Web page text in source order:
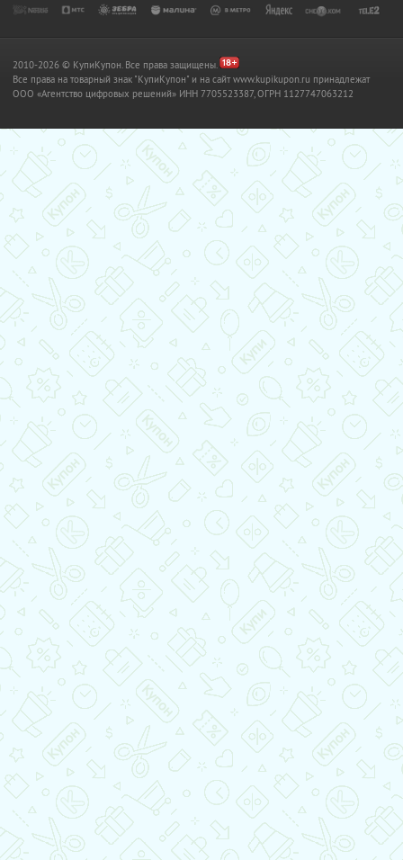
2010-2026 © КупиКупон. Все права защищены.
Все права на товарный знак "КупиКупон" и на сайт www.kupikupon.ru принадлежат
OOO «Агентство цифровых решений» ИНН 7705523387, ОГРН 1127747063212